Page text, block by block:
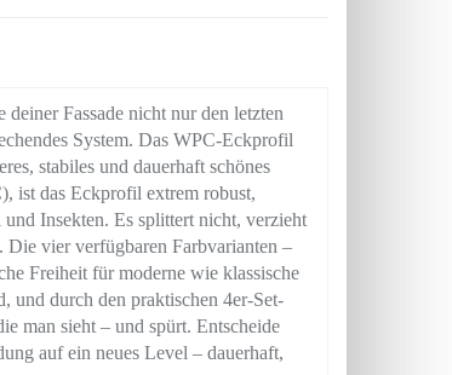
Fassade nicht nur den letzten
System. Das WPC-Eckprofil
stabiles und dauerhaft schönes
ist das Eckprofil extrem robust,
Insekten. Es splittert nicht, verzieht
vier verfügbaren Farbvarianten –
Freiheit für moderne wie klassische
und durch den praktischen 4er-Set-
man sieht – und spürt. Entscheide
auf ein neues Level – dauerhaft,